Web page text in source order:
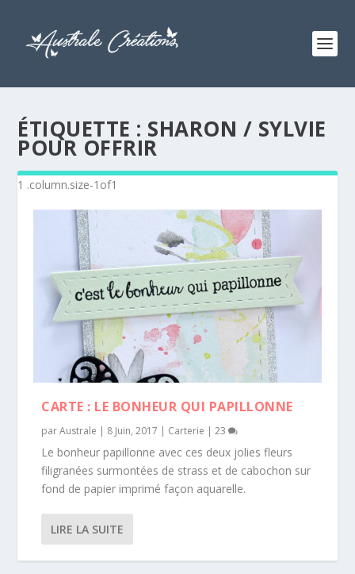
ÉTIQUETTE : SHARON / SYLVIE
POUR OFFRIR
CARTE : LE BONHEUR QUI PAPILLONNE
parAustrale | 8 Juin, 2017 | Carterie |23
Le bonheur papillonne avec ces deux jolies fleurs
filigranées surmontées de strass et de cabochon sur
fond de papier imprimé façon aquarelle.
LIRE LA SUITE